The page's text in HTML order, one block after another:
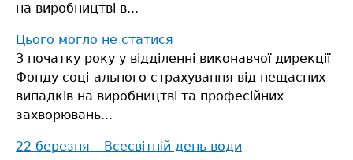
на виробництві в...
Цього могло не статися
З початку року у відділенні виконавчої дирекції
Фонду соці-ального страхування від нещасних
випадків на виробництві та професійних
захворювань...
22 березня – Всесвітній день води